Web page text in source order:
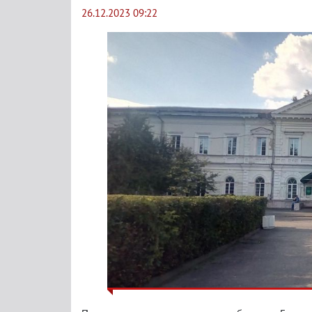
26.12.2023 09:22